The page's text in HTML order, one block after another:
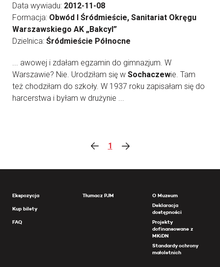
Data wywiadu: 2012-11-08
Formacja: Obwód I Śródmieście, Sanitariat Okręgu
Warszawskiego AK „Bakcyl”
Dzielnica: Śródmieście Północne
... awowej i zdałam egzamin do gimnazjum. W
Warszawie? Nie. Urodziłam się w Sochaczewie. Tam
też chodziłam do szkoły. W 1937 roku zapisałam się do
harcerstwa i byłam w drużynie ...
1
Ekspozycja
Kup bilety
FAQ
Tłumacz PJM
O Muzeum
Deklaracja
dostępności
Projekty
dofinansowane z
MKiDN
Standardy ochrony
małoletnich